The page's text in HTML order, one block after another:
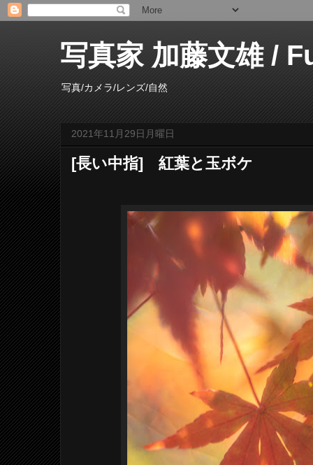
写真家 加藤文雄 /
写真/カメラ/レンズ/自然
2021年11月29日月曜日
[長い中指] 紅葉と玉ボケ